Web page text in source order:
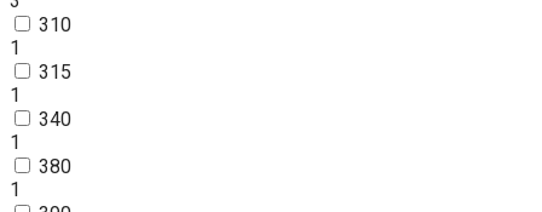
310
1
315
1
340
1
380
1